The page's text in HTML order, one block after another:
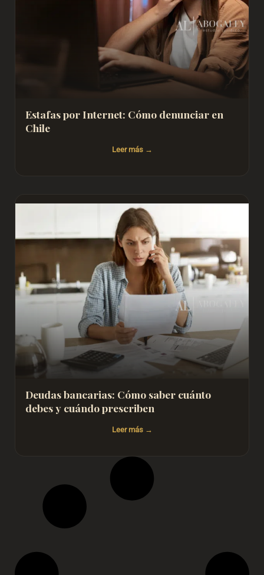
Estafas por Internet: Cómo denunciar en
Chile
Leer más
Deudas bancarias: Cómo saber cuánto
debes y cuándo prescriben
Leer más